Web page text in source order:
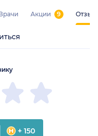
Акции 9
+ 150